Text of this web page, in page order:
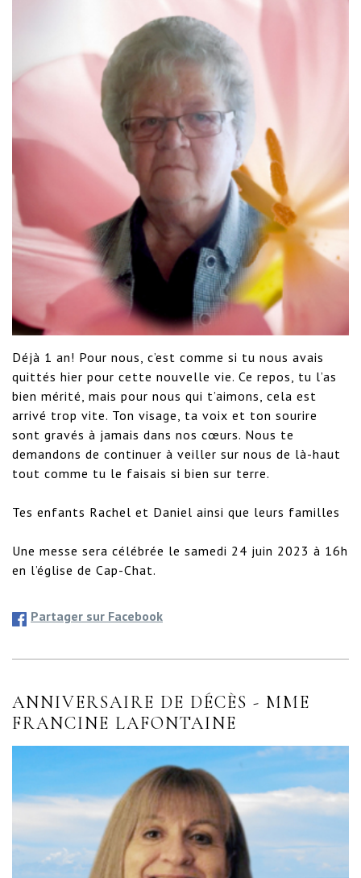
Déjà 1 an! Pour nous, c’est comme si tu nous avais
quittés hier pour cette nouvelle vie. Ce repos, tu l’as
bien mérité, mais pour nous qui t’aimons, cela est
arrivé trop vite. Ton visage, ta voix et ton sourire
sont gravés à jamais dans nos cœurs. Nous te
demandons de continuer à veiller sur nous de là-haut
tout comme tu le faisais si bien sur terre.
Tes enfants Rachel et Daniel ainsi que leurs familles
Une messe sera célébrée le samedi 24 juin 2023 à 16h
en l’église de Cap-Chat.
Partager sur Facebook
ANNIVERSAIRE DE DÉCÈS - MME
FRANCINE LAFONTAINE